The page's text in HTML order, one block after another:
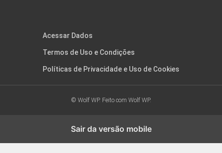
Acessar Dados
Termos de Uso e Condições
Políticas de Privacidade e Uso de Cookies
© Wolf WP. Feito com Wolf WP.
Sair da versão mobile